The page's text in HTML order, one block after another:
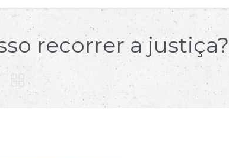
recorrer a justiça?
